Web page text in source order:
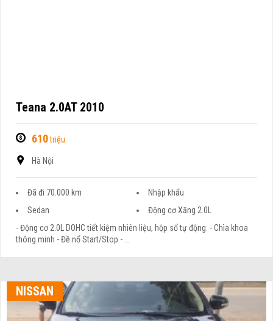
Teana 2.0AT 2010
610triệu
Hà Nội
Đã đi 70.000 km
Nhập khẩu
Sedan
Động cơ Xăng 2.0L
- Động cơ 2.0L DOHC tiết kiệm nhiên liệu, hộp số tự động. - Chìa khoa
thông minh - Đề nổ Start/Stop - ...
NISSAN